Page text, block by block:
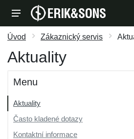
Úvod Zákaznický servis
Aktuality
Menu
Aktuality
Často kladené dotazy
Kontaktní informace